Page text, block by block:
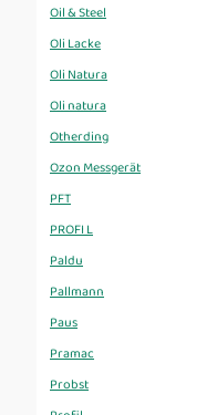
Oil & Steel
Oli Lacke
Oli Natura
Oli natura
Otherding
Ozon Messgerät
PFT
PROFI L
Paldu
Pallmann
Paus
Pramac
Probst